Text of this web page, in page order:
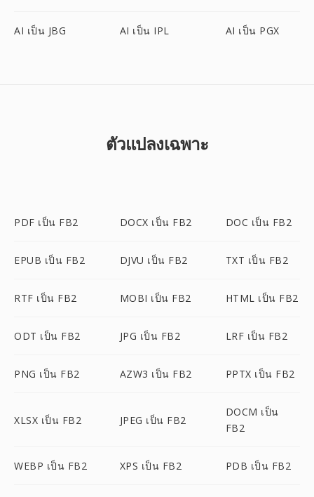
AI เป็น JBG AI เป็น IPL AI เป็น PGX
ตัวแปลงเฉพาะ
PDF เป็น FB2 DOCX เป็น FB2 DOC เป็น FB2
EPUB เป็น FB2 DJVU เป็น FB2 TXT เป็น FB2
RTF เป็น FB2 MOBI เป็น FB2 HTML เป็น FB2
ODT เป็น FB2 JPG เป็น FB2 LRF เป็น FB2
PNG เป็น FB2 AZW3 เป็น FB2 PPTX เป็น FB2
XLSX เป็น FB2 JPEG เป็น FB2
DOCM เป็น
FB2
WEBP เป็น FB2 XPS เป็น FB2 PDB เป็น FB2